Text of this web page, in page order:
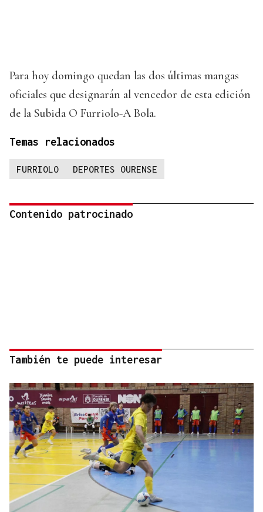
Para hoy domingo quedan las dos últimas mangas
oficiales que designarán al vencedor de esta edición
de la Subida O Furriolo-A Bola.
Temas relacionados
FURRIOLO DEPORTES OURENSE
Contenido patrocinado
También te puede interesar